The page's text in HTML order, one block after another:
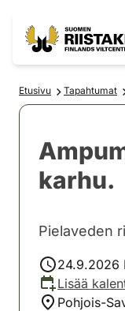
Etusivu Tapahtumat
karhu.
Pielaveden
24.9.2026
Lisää
Pohjois-